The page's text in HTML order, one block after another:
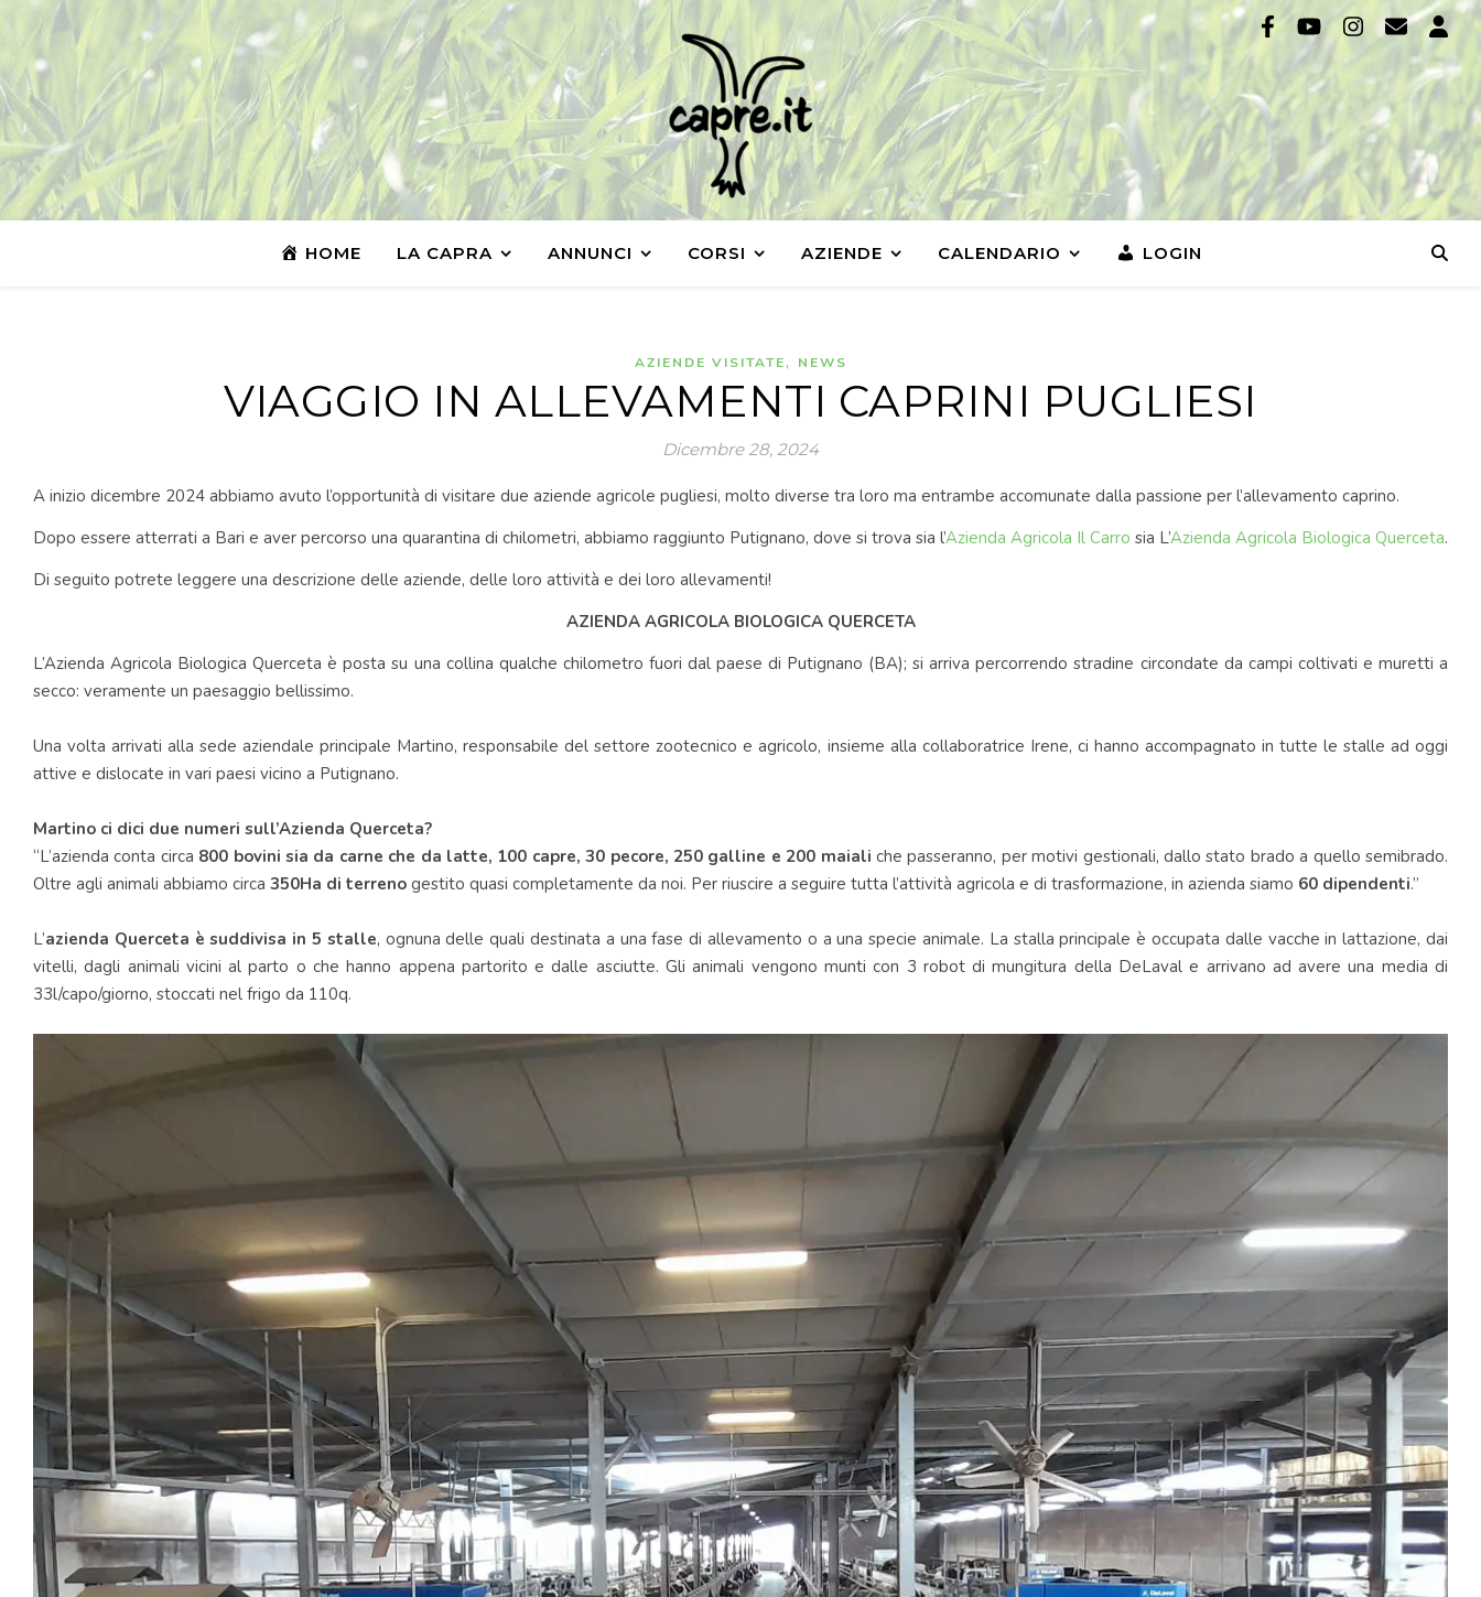
HOME LA CAPRA ANNUNCI CORSI AZIENDE CALENDARIO LOGIN
AZIENDE VISITATE, NEWS
VIAGGIO IN ALLEVAMENTI CAPRINI PUGLIESI
Dicembre 28, 2024
A inizio dicembre 2024 abbiamo avuto l’opportunità di visitare due aziende agricole pugliesi, molto diverse tra loro ma entrambe accomunate dalla passione per l’allevamento caprino.
Dopo essere atterrati a Bari e aver percorso una quarantina di chilometri, abbiamo raggiunto Putignano, dove si trova sia l’Azienda Agricola Il Carro sia L’Azienda Agricola Biologica Querceta.
Di seguito potrete leggere una descrizione delle aziende, delle loro attività e dei loro allevamenti!
AZIENDA AGRICOLA BIOLOGICA QUERCETA
L’Azienda Agricola Biologica Querceta è posta su una collina qualche chilometro fuori dal paese di Putignano (BA); si arriva percorrendo stradine circondate da campi coltivati e muretti a
secco: veramente un paesaggio bellissimo.
Una volta arrivati alla sede aziendale principale Martino, responsabile del settore zootecnico e agricolo, insieme alla collaboratrice Irene, ci hanno accompagnato in tutte le stalle ad oggi
attive e dislocate in vari paesi vicino a Putignano.
Martino ci dici due numeri sull’Azienda Querceta?
“L’azienda conta circa 800 bovini sia da carne che da latte, 100 capre, 30 pecore, 250 galline e 200 maialiche passeranno, per motivi gestionali, dallo stato brado a quello semibrado.
Oltre agli animali abbiamo circa 350Ha di terreno gestito quasi completamente da noi. Per riuscire a seguire tutta l’attività agricola e di trasformazione, in azienda siamo 60 dipendenti.”
L’azienda Querceta è suddivisa in 5 stalle, ognuna delle quali destinata a una fase di allevamento o a una specie animale. La stalla principale è occupata dalle vacche in lattazione, dai
vitelli, dagli animali vicini al parto o che hanno appena partorito e dalle asciutte. Gli animali vengono munti con 3 robot di mungitura della DeLaval e arrivano ad avere una media di
33l/capo/giorno, stoccati nel frigo da 110q.